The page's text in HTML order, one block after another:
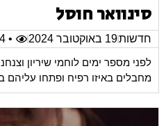
סינוואר חוסל
חדשות19 באוקטובר 2024
• 4,024
לפני מספר ימים לוחמי שיריון
מחבלים באיזו רפיח ופתחו